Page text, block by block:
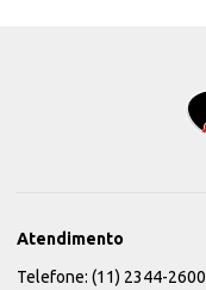
Atendimento
Telefone: (11) 2344-2600